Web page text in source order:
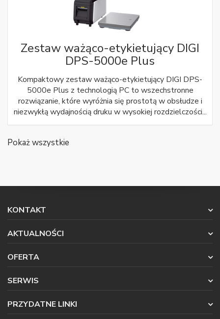
Zestaw ważąco-etykietujący DIGI
DPS-5000e Plus
Kompaktowy zestaw ważąco-etykietujący DIGI DPS-
5000e Plus z technologią PC to wszechstronne
rozwiązanie, które wyróżnia się prostotą w obsłudze i
niezwykłą wydajnością druku w wysokiej rozdzielczości...
Pokaż wszystkie
KONTAKT
AKTUALNOŚCI
OFERTA
SERWIS
PRZYDATNE LINKI